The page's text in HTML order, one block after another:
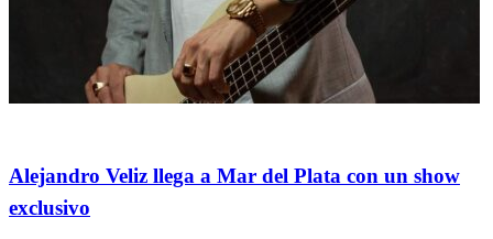
Alejandro Veliz llega a Mar del Plata con un show
exclusivo